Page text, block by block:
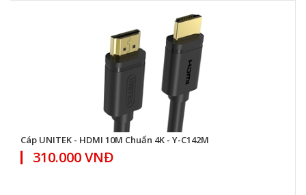
Cáp UNITEK - HDMI 10M Chuẩn 4K - Y-C142M
310.000 VNĐ